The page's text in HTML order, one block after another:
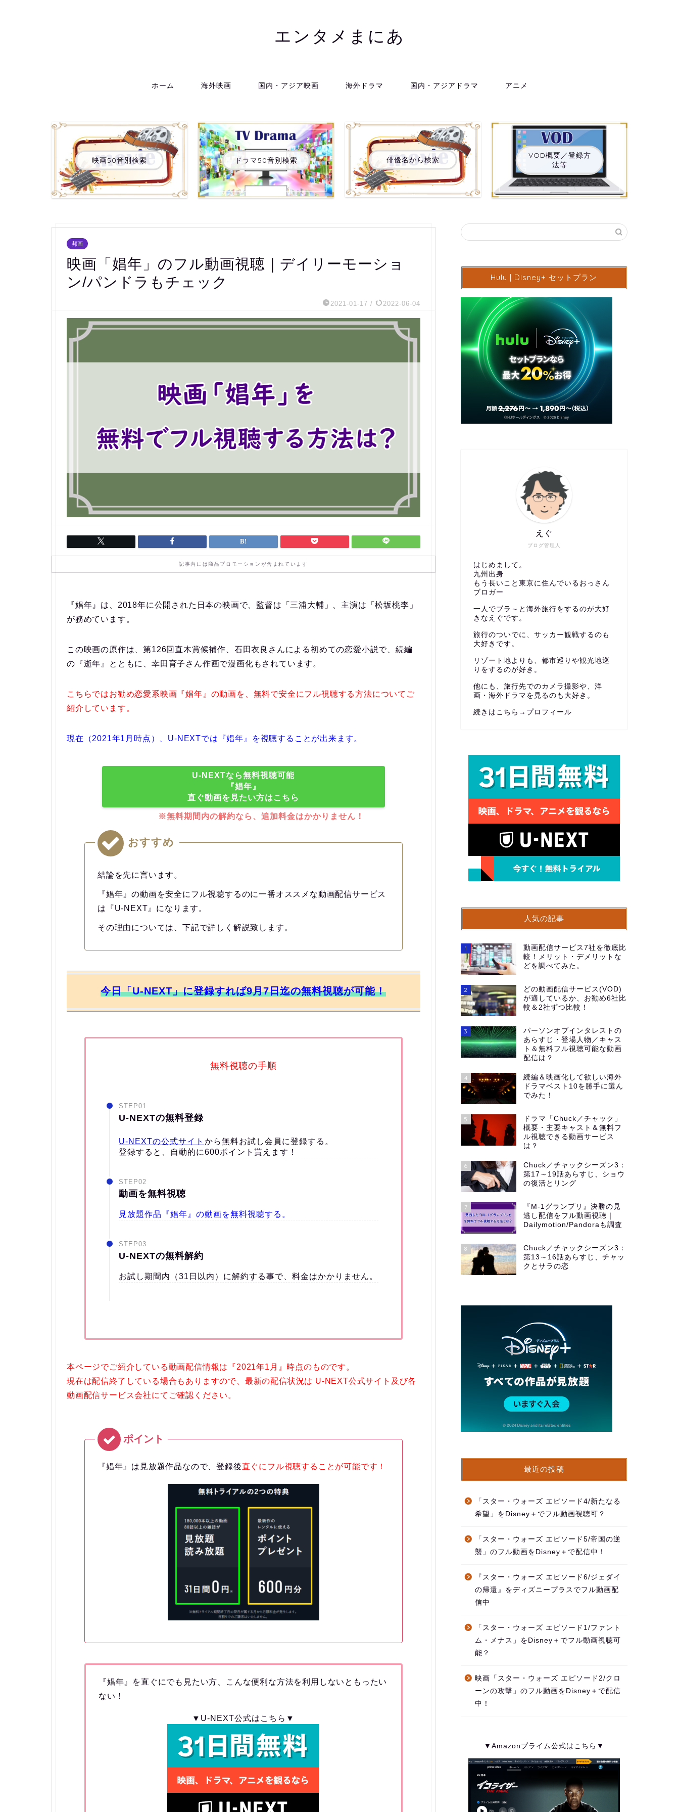
エンタメまにあ
ホーム 海外映画 国内・アジア映画 海外ドラマ 国内・アジアドラマ アニメ
映画50音別検索 ドラマ50音別検索 俳優名から検索
VOD概要／登録方
法等
邦画
映画「娼年」のフル動画視聴｜デイリーモーショ
ン/パンドラもチェック
2021-01-17 / 2022-06-04
記事内には商品プロモーションが含まれています
『娼年』は、2018年に公開された日本の映画で、監督は「三浦大輔」、主演は「松坂桃李」
が務めています。
この映画の原作は、第126回直木賞候補作、石田衣良さんによる初めての恋愛小説で、続編
の『逝年』とともに、幸田育子さん作画で漫画化もされています。
こちらではお勧め恋愛系映画『娼年』の動画を、無料で安全にフル視聴する方法についてご
紹介しています。
現在（2021年1月時点）、U-NEXTでは『娼年』を視聴することが出来ます。
U-NEXTなら無料視聴可能
『娼年』
直ぐ動画を見たい方はこちら
※無料期間内の解約なら、追加料金はかかりません！
おすすめ
結論を先に言います。
『娼年』の動画を安全にフル視聴するのに一番オススメな動画配信サービス
は『U-NEXT』になります。
その理由については、下記で詳しく解説致します。
今日「U-NEXT」に登録すれば9月7日迄の無料視聴が可能！
無料視聴の手順
STEP01
U-NEXTの無料登録
U-NEXTの公式サイト から無料お試し会員に登録する。
登録すると、自動的に600ポイント貰えます！
STEP02
動画を無料視聴
見放題作品『娼年』の動画を無料視聴する。
STEP03
U-NEXTの無料解約
お試し期間内（31日以内）に解約する事で、料金はかかりません。
本ページでご紹介している動画配信情報は『2021年1月』時点のものです。
現在は配信終了している場合もありますので、最新の配信状況は U-NEXT公式サイト及び各
動画配信サービス会社にてご確認ください。
『娼年』は見放題作品なので、登録後直ぐにフル視聴することが可能です！
『娼年』を直ぐにでも見たい方、こんな便利な方法を利用しないともったい
ない！
▼U-NEXT公式はこちら▼
Hulu | Disney+ セットプラン
ブログ管理人
えぐ
はじめまして。
九州出身
もう長いこと東京に住んでいるおっさん
ブロガー
一人でブラ～と海外旅行をするのが大好
きなえぐです。
旅行のついでに、サッカー観戦するのも
大好きです。
リゾート地よりも、都市巡りや観光地巡
りをするのが好き。
他にも、旅行先でのカメラ撮影や、洋
画・海外ドラマを見るのも大好き。
続きはこちら→ プロフィール
人気の記事
1
動画配信サービス7社を徹底比
較！メリット・デメリットな
どを調べてみた。
2
どの動画配信サービス(VOD)
が適しているか、お勧め6社比
較＆2社ずつ比較！
3
パーソンオブインタレストの
あらすじ・登場人物／キャス
ト＆無料フル視聴可能な動画
配信は？
4
続編＆映画化して欲しい海外
ドラマベスト10を勝手に選ん
でみた！
5
ドラマ「Chuck／チャック」
概要・主要キャスト＆無料フ
ル視聴できる動画サービス
は？
6
Chuck／チャックシーズン3：
第17～19話あらすじ、ショウ
の復活とリング
7
『M-1グランプリ』決勝の見
逃し配信をフル動画視聴｜
Dailymotion/Pandoraも調査
8
Chuck／チャックシーズン3：
第13～16話あらすじ、チャッ
クとサラの恋
最近の投稿
「スター・ウォーズ エピソード4/新たなる
希望」をDisney＋でフル動画視聴可？
「スター・ウォーズ エピソード5/帝国の逆
襲」のフル動画をDisney＋で配信中！
『スター・ウォーズ エピソード6/ジェダイ
の帰還』をディズニープラスでフル動画配
信中
「スター・ウォーズ エピソード1/ファント
ム・メナス」をDisney＋でフル動画視聴可
能？
映画「スター・ウォーズ エピソード2/クロ
ーンの攻撃」のフル動画をDisney＋で配信
中！
▼Amazonプライム公式はこちら▼